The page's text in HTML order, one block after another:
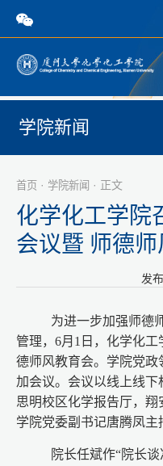
学院新闻
首页 · 学院新闻 · 正文
化学化工学院
会议暨 师德
发
为进一步加强师德
管理，6月1日，化学化
德师风教育会。学院党
加会议。会议以线上线
思明校区化学报告厅，
学院党委副书记唐腾凤主
院长任斌作“院长